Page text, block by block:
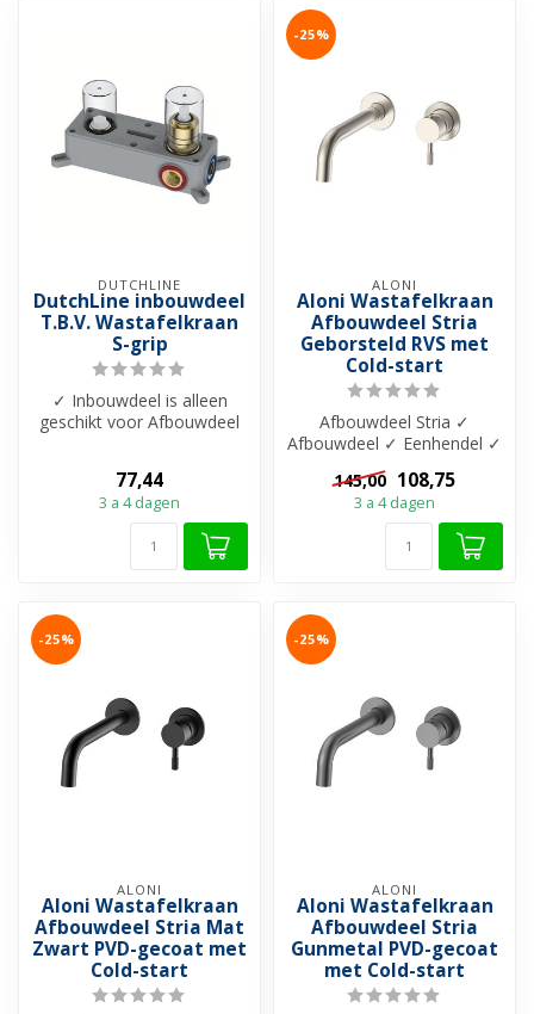
DUTCHLINE
DutchLine inbouwdeel
T.B.V. Wastafelkraan
S-grip
✓ Inbouwdeel is alleen
geschikt voor Afbouwdeel
77,44
3 a 4 dagen
-25%
ALONI
Aloni Wastafelkraan
Afbouwdeel Stria
Geborsteld RVS met
Cold-start
Afbouwdeel Stria ✓
Afbouwdeel ✓ Eenhendel ✓
206 mm uitloop ✓ Messing
materiaal ✓...
145,00 108,75
3 a 4 dagen
-25%
ALONI
Aloni Wastafelkraan
Afbouwdeel Stria Mat
Zwart PVD-gecoat met
Cold-start
-25%
ALONI
Aloni Wastafelkraan
Afbouwdeel Stria
Gunmetal PVD-gecoat
met Cold-start